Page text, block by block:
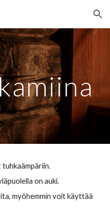
Skip to navigation
tuhkaämpäriin.
on auki.
myöhemmin voit käyttää